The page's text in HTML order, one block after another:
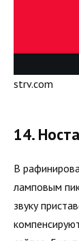
strv.com
14.
В
ламповым
звуку